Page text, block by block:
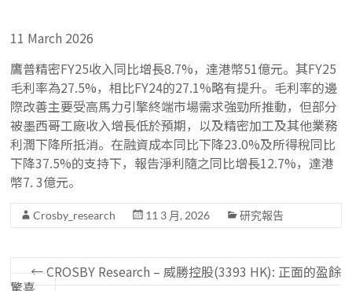
11 March 2026
鷹普精密FY25收入同比增長8.7%，達港幣51億元。其FY25
毛利率為27.5%，相比FY24的27.1%略有提升。毛利率的邊
際改善主要受高馬力引擎終端市場需求強勁所推動，但部分
被墨西哥工廠收入增長低於預期，以及精密加工及其他業務
利潤下降所抵消。在融資成本同比下降23.0%及所得稅同比
下降37.5%的支持下，報告淨利隨之同比增長12.7%，達港
幣7. 3億元。
Crosby_research 11 3 月, 2026 研究報告
←CROSBY Research – 威勝控股(3393 HK): 正面的盈餘
驚喜